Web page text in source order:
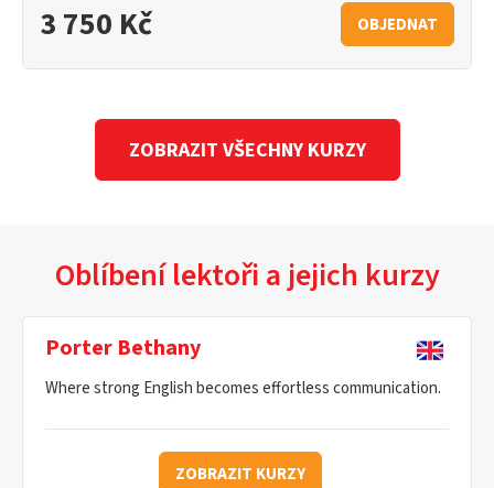
3 750 Kč OBJEDNAT
ZOBRAZIT VŠECHNY KURZY
Oblíbení lektoři a jejich kurzy
Porter Bethany
Where strong English becomes effortless communication.
ZOBRAZIT KURZY